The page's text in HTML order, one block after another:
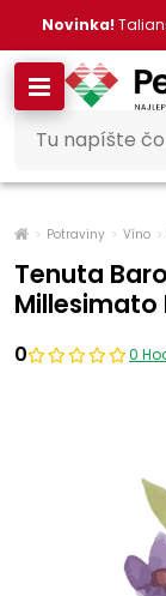
Novinka!
Potraviny Víno
Tenuta
Millesimato
0 0